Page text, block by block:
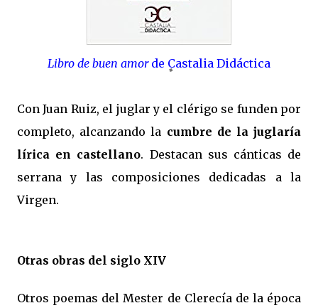
Libro de buen amorde Castalia Didáctica
Con Juan Ruiz, el juglar y el clérigo se funden por
completo, alcanzando la cumbre de la juglaría
lírica en castellano. Destacan sus cánticas de
serrana y las composiciones dedicadas a la
Virgen.
Otras obras del siglo XIV
Otros poemas del Mester de Clerecía de la época